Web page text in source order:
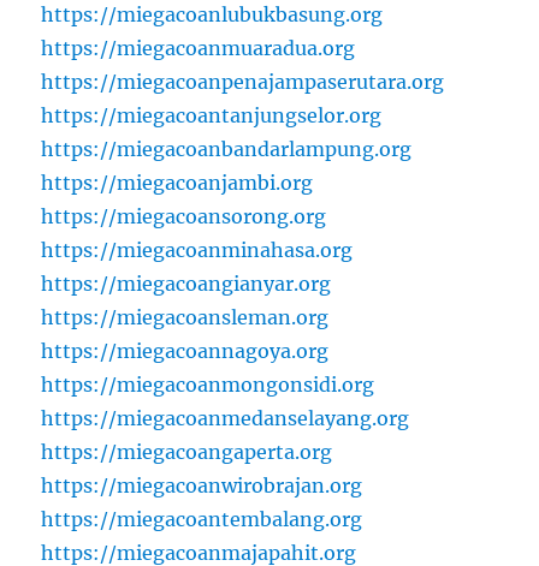
https://miegacoanlubukbasung.org
https://miegacoanmuaradua.org
https://miegacoanpenajampaserutara.org
https://miegacoantanjungselor.org
https://miegacoanbandarlampung.org
https://miegacoanjambi.org
https://miegacoansorong.org
https://miegacoanminahasa.org
https://miegacoangianyar.org
https://miegacoansleman.org
https://miegacoannagoya.org
https://miegacoanmongonsidi.org
https://miegacoanmedanselayang.org
https://miegacoangaperta.org
https://miegacoanwirobrajan.org
https://miegacoantembalang.org
https://miegacoanmajapahit.org